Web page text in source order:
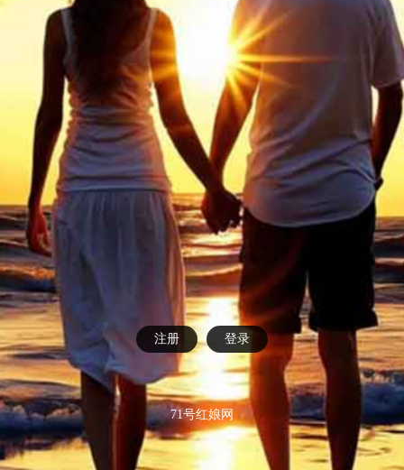
注册 登录
71号红娘网